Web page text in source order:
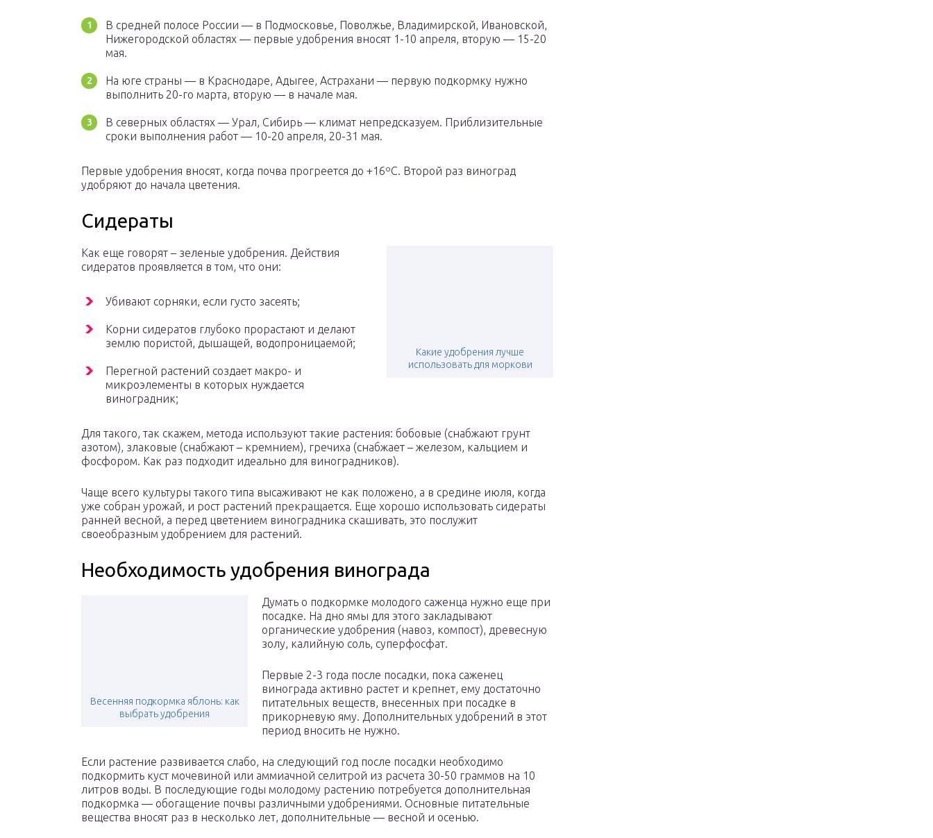
В средней полосе России — в Подмосковье, Поволжье, Владимирской, Ивановской,
Нижегородской областях — первые удобрения вносят 1-10 апреля, вторую — 15-20
мая.
На юге страны — в Краснодаре, Адыгее, Астрахани — первую подкормку нужно
выполнить 20-го марта, вторую — в начале мая.
В северных областях — Урал, Сибирь — климат непредсказуем. Приблизительные
сроки выполнения работ — 10-20 апреля, 20-31 мая.
Первые удобрения вносят, когда почва прогреется до +16ºС. Второй раз виноград
удобряют до начала цветения.
Сидераты
Какие удобрения лучше
использовать для моркови
Как еще говорят – зеленые удобрения. Действия
сидератов проявляется в том, что они:
Убивают сорняки, если густо засеять;
Корни сидератов глубоко прорастают и делают
землю пористой, дышащей, водопроницаемой;
Перегной растений создает макро- и
микроэлементы в которых нуждается
виноградник;
Для такого, так скажем, метода используют такие растения: бобовые (снабжают грунт
азотом), злаковые (снабжают – кремнием), гречиха (снабжает – железом, кальцием и
фосфором. Как раз подходит идеально для виноградников).
Чаще всего культуры такого типа высаживают не как положено, а в средине июля, когда
уже собран урожай, и рост растений прекращается. Еще хорошо использовать сидераты
ранней весной, а перед цветением виноградника скашивать, это послужит
своеобразным удобрением для растений.
Необходимость удобрения винограда
Весенняя подкормка яблонь: как
выбрать удобрения
Думать о подкормке молодого саженца нужно еще при
посадке. На дно ямы для этого закладывают
органические удобрения (навоз, компост), древесную
золу, калийную соль, суперфосфат.
Первые 2-3 года после посадки, пока саженец
винограда активно растет и крепнет, ему достаточно
питательных веществ, внесенных при посадке в
прикорневую яму. Дополнительных удобрений в этот
период вносить не нужно.
Если растение развивается слабо, на следующий год после посадки необходимо
подкормить куст мочевиной или аммиачной селитрой из расчета 30-50 граммов на 10
литров воды. В последующие годы молодому растению потребуется дополнительная
подкормка — обогащение почвы различными удобрениями. Основные питательные
вещества вносят раз в несколько лет, дополнительные — весной и осенью.